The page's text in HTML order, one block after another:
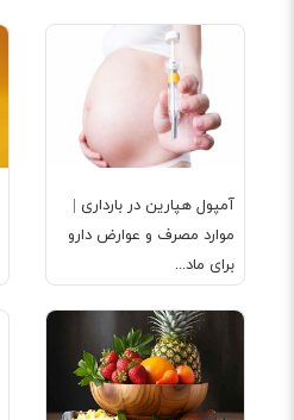
آمپول هپارین در بارداری |
موارد مصرف و عوارض دارو
برای ماد...